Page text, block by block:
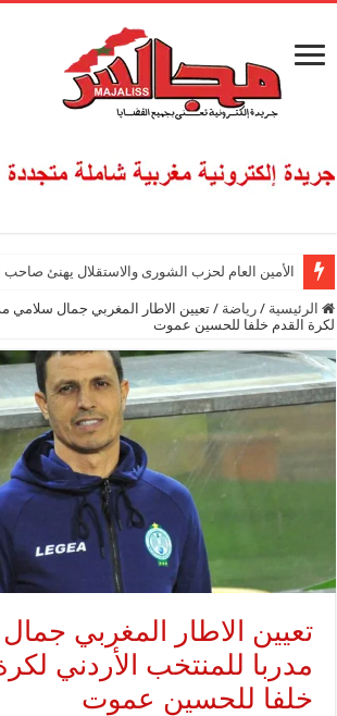
الأمين العام لحزب الشورى والاستقلال يهنئ
الرئيسية / رياضة / تعيين الاطار المغربي جمال سلامي
لكرة القدم خلفا للحسين عموت
تعيين الاطار المغربي
مدربا للمنتخب الأردني
خلفا للحسين عموت